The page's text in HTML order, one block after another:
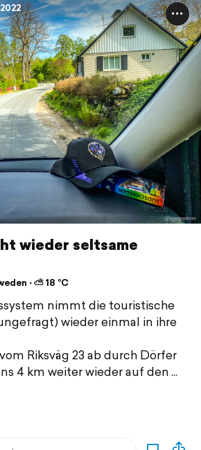
wieder seltsame
⋅ ⛅ 18 °C
nimmt die touristische
wieder einmal in ihre
Riksväg 23 ab durch Dörfer
4 km weiter wieder auf den